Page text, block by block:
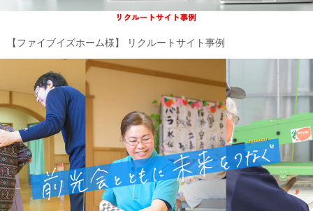
【ファイブイズホーム様】 リクルートサイト事例